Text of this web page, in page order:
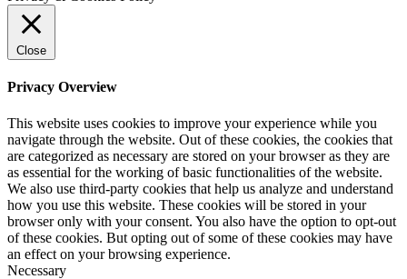
Close
Privacy Overview
This website uses cookies to improve your experience while you
navigate through the website. Out of these cookies, the cookies that
are categorized as necessary are stored on your browser as they are
as essential for the working of basic functionalities of the website.
We also use third-party cookies that help us analyze and understand
how you use this website. These cookies will be stored in your
browser only with your consent. You also have the option to opt-out
of these cookies. But opting out of some of these cookies may have
an effect on your browsing experience.
Necessary